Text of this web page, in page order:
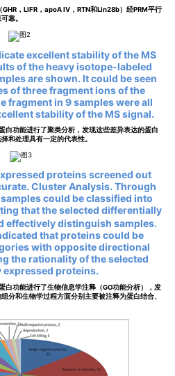
，LIFR，apoA IV，RTN和Lin28b）经PRM平行
靠。
excellent stability of the MS
of the heavy isotope-labeled
are shown. It could be seen
of three fragment ions of the
fragment in 9 samples were all
stability of the MS signal.
白功能进行了聚类分析，发现这些差异表达的蛋白
和处理具有一定的代表性。
proteins screened out
Cluster Analysis. Through
could be classified into
that the selected differentially
effectively distinguish samples.
that proteins could be
with opposite directional
the rationality of the selected
proteins.
白功能进行了生物信息学注释（GO功能分析），发
分和生物学过程方面分别主要被注释为蛋白结合、